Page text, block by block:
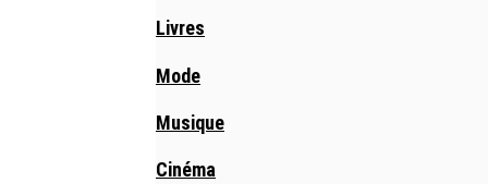
Livres
Mode
Musique
Cinéma